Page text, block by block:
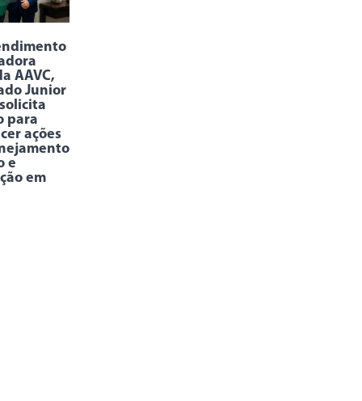
AAVC,
Junior
para
ações
e
em